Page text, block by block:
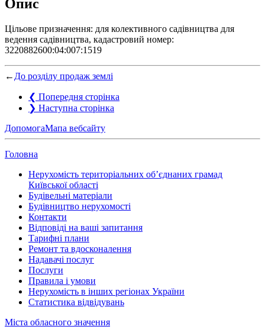
Опис
Цільове призначення: для колективного садівництва для
ведення садівництва, кадастровий номер:
3220882600:04:007:1519
← До розділу продаж землі
❮ Попередня сторінка
❯ Наступна сторінка
ДопомогаМапа вебсайту
Головна
Нерухомість територіальних об’єднаних грамад
Київської області
Будівельні матеріали
Будівництво нерухомості
Контакти
Відповіді на ваші запитання
Тарифні плани
Ремонт та вдосконалення
Надавачі послуг
Послуги
Правила і умови
Нерухомість в інших регіонах України
Статистика відвідувань
Міста обласного значення